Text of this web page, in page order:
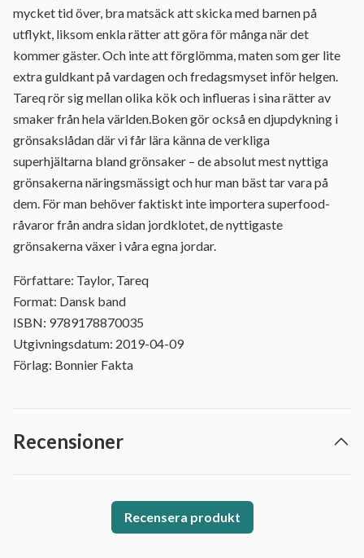
mycket tid över, bra matsäck att skicka med barnen på
utflykt, liksom enkla rätter att göra för många när det
kommer gäster. Och inte att förglömma, maten som ger lite
extra guldkant på vardagen och fredagsmyset inför helgen.
Tareq rör sig mellan olika kök och influeras i sina rätter av
smaker från hela världen.Boken gör också en djupdykning i
grönsakslådan där vi får lära känna de verkliga
superhjältarna bland grönsaker – de absolut mest nyttiga
grönsakerna näringsmässigt och hur man bäst tar vara på
dem. För man behöver faktiskt inte importera superfood-
råvaror från andra sidan jordklotet, de nyttigaste
grönsakerna växer i våra egna jordar.
Författare: Taylor, Tareq
Format: Dansk band
ISBN: 9789178870035
Utgivningsdatum: 2019-04-09
Förlag: Bonnier Fakta
Recensioner
Recensera produkt